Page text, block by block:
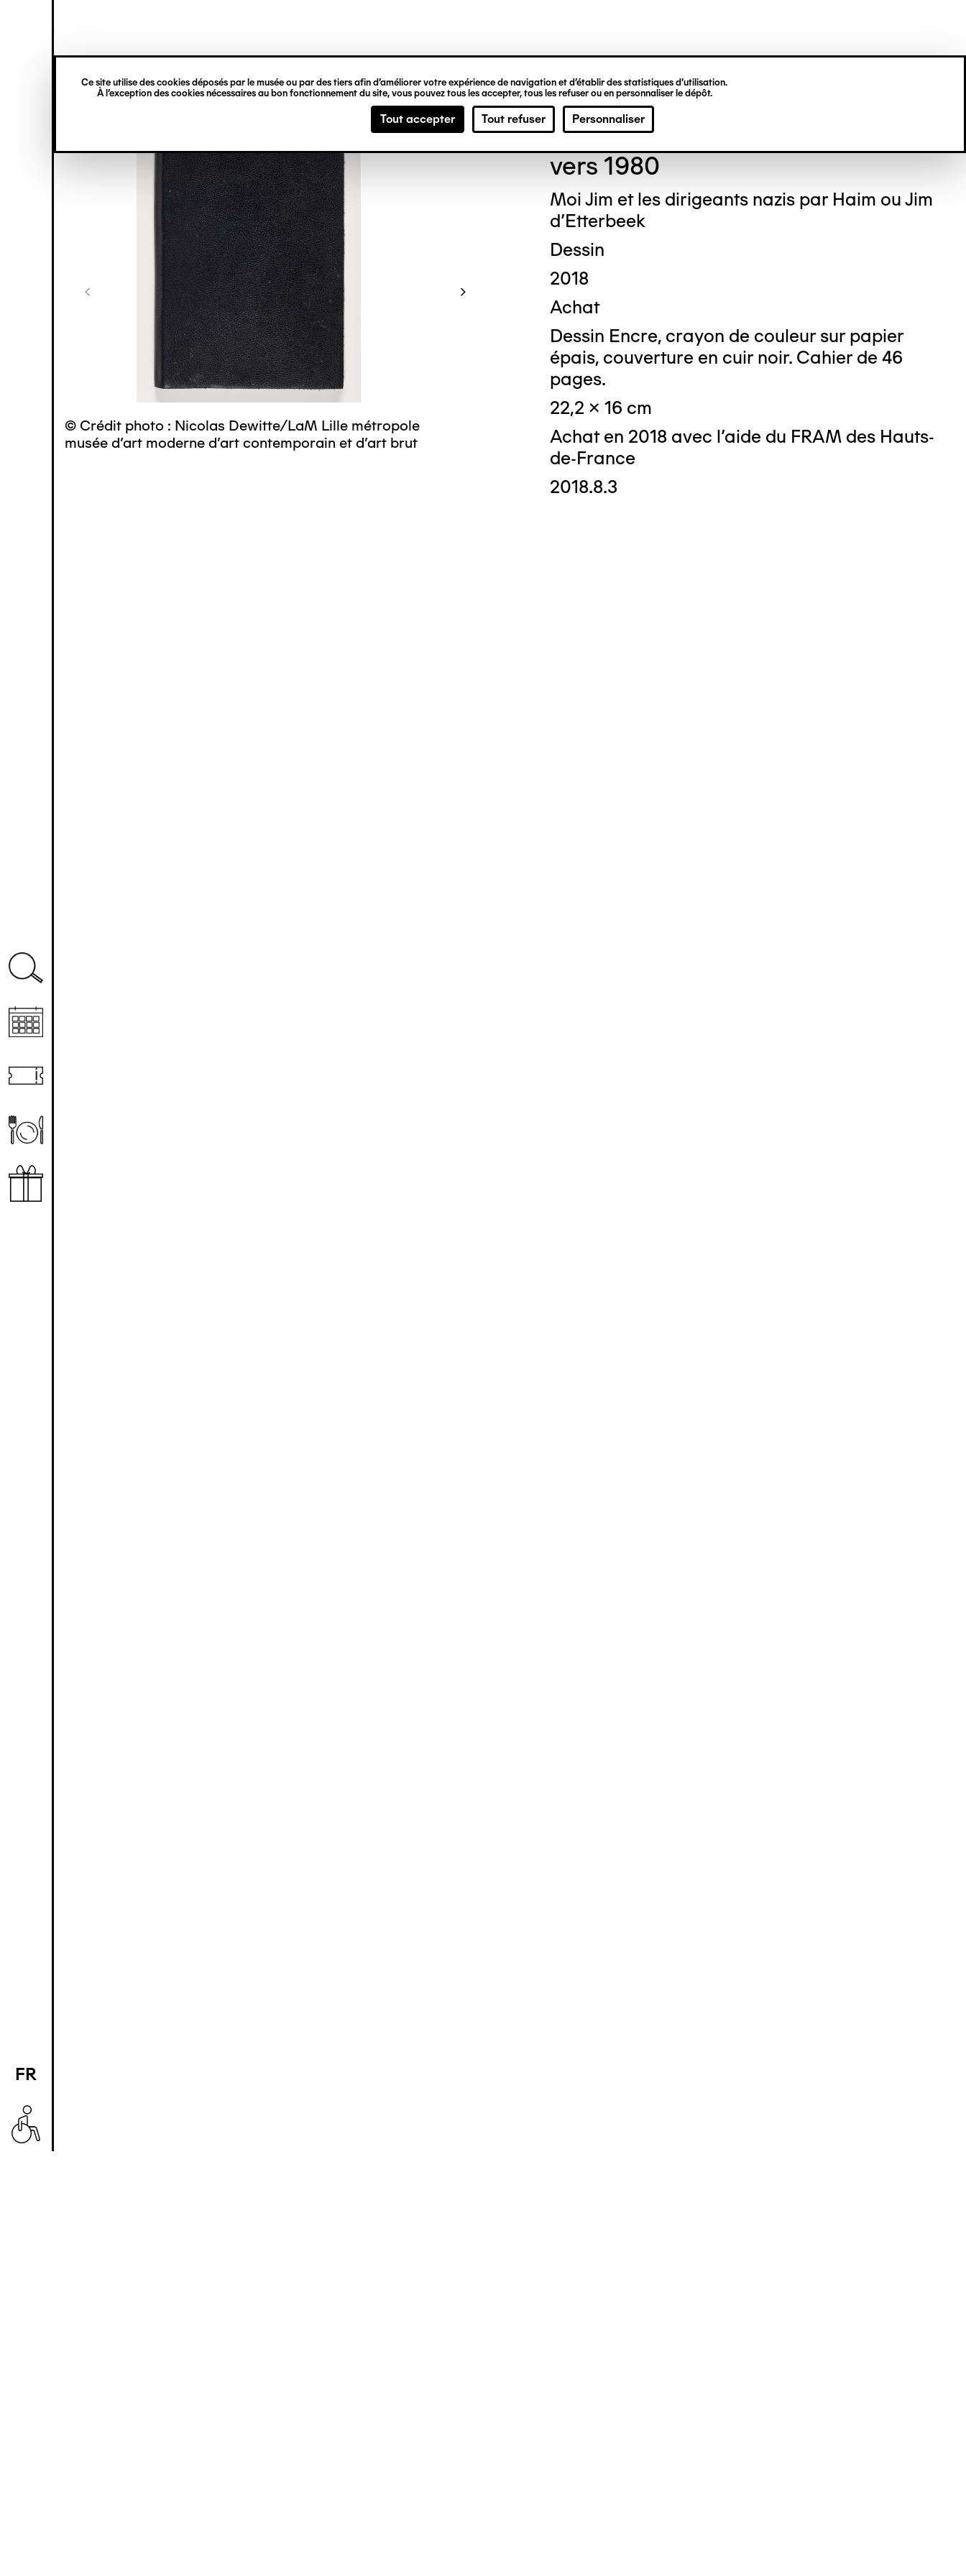
Ce site utilise des cookies déposés par le musée ou par des tiers afin d’améliorer votre expérience de navigation et d’établir des statistiques d’utilisation.
À l’exception des cookies nécessaires au bon fonctionnement du site, vous pouvez tous les accepter, tous les refuser ou en personnaliser le dépôt.
Tout accepter Tout refuser Personnaliser
principal
verticale
FR
EN
© Crédit photo : Nicolas Dewitte/LaM Lille métropole
musée d’art moderne d’art contemporain et d’art brut
© Crédit photo : Nicolas Dewitte/LaM Lille métropole
musée d’art moderne d’art contemporain et d’art brut
Jim KALISKI
vers 1980
Moi Jim et les dirigeants nazis par Haim ou Jim
d’Etterbeek
Dessin
2018
Achat
Dessin Encre, crayon de couleur sur papier
épais, couverture en cuir noir. Cahier de 46
pages.
22,2 x 16 cm
Achat en 2018 avec l'aide du FRAM des Hauts-
de-France
2018.8.3